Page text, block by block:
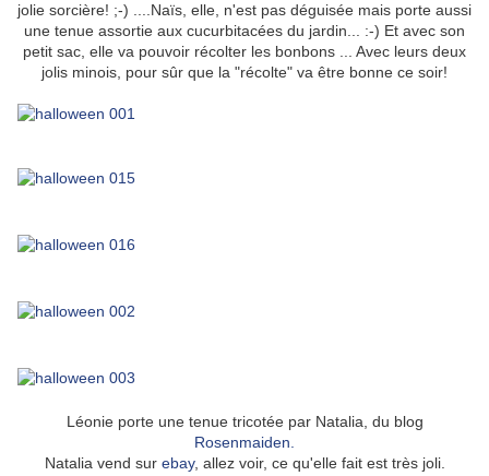
jolie sorcière! ;-) ....Naïs, elle, n'est pas déguisée mais porte aussi
une tenue assortie aux cucurbitacées du jardin... :-) Et avec son
petit sac, elle va pouvoir récolter les bonbons ... Avec leurs deux
jolis minois, pour sûr que la "récolte" va être bonne ce soir!
Léonie porte une tenue tricotée par Natalia, du blog
Rosenmaiden.
Natalia vend sur ebay, allez voir, ce qu'elle fait est très joli.